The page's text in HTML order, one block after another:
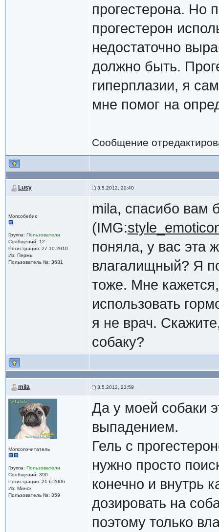
прогестерона. Но
прогестерон
недостаточно
должно быть.
гиперплазии, я
мне помог на
Сообщение
Lusy 3.5.2012, 20:40
Мопсобебик
Группа: Пользователи
Сообщений: 12
Регистрация: 27.10.2010
Из: Пермь
Пользователь №: 3631
mila, спасибо вам
(IMG:
поняла, у вас эта
влагалищный? Я
тоже. Мне
использовать
я не врач.
собаку?
mila 3.5.2012, 23:59
Мопсопочитатель
Группа: Пользователи
Сообщений: 390
Регистрация: 21.6.2006
Из: Минск
Пользователь №: 359
Да у моей собаки
выпадением.
Гель с
нужно просто
конечно и внутрь
дозировать на
поэтому только